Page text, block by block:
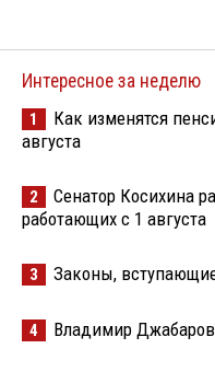
Интересное за неделю
1
Как изменятся
августа
2
Сенатор Косихина
работающих с 1 августа
3 Законы,
4 Владимир